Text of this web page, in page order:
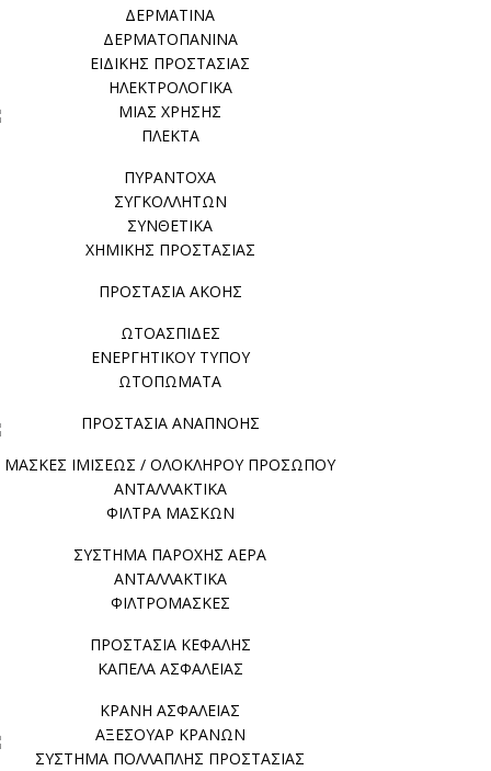
ΔΕΡΜΑΤΙΝΑ
ΔΕΡΜΑΤΟΠΑΝΙΝΑ
ΕΙΔΙΚΗΣ ΠΡΟΣΤΑΣΙΑΣ
ΗΛΕΚΤΡΟΛΟΓΙΚΑ
ΜΙΑΣ ΧΡΗΣΗΣ
ΠΛΕΚΤΑ
ΠΥΡΑΝΤΟΧΑ
ΣΥΓΚΟΛΛΗΤΩΝ
ΣΥΝΘΕΤΙΚΑ
ΧΗΜΙΚΗΣ ΠΡΟΣΤΑΣΙΑΣ
ΠΡΟΣΤΑΣΙΑ ΑΚΟΗΣ
ΩΤΟΑΣΠΙΔΕΣ
ΕΝΕΡΓΗΤΙΚΟΥ ΤΥΠΟΥ
ΩΤΟΠΩΜΑΤΑ
ΠΡΟΣΤΑΣΙΑ ΑΝΑΠΝΟΗΣ
ΜΑΣΚΕΣ ΙΜΙΣΕΩΣ / ΟΛΟΚΛΗΡΟΥ ΠΡΟΣΩΠΟΥ
ΑΝΤΑΛΛΑΚΤΙΚΑ
ΦΙΛΤΡΑ ΜΑΣΚΩΝ
ΣΥΣΤΗΜΑ ΠΑΡΟΧΗΣ ΑΕΡΑ
ΑΝΤΑΛΛΑΚΤΙΚΑ
ΦΙΛΤΡΟΜΑΣΚΕΣ
ΠΡΟΣΤΑΣΙΑ ΚΕΦΑΛΗΣ
ΚΑΠΕΛΑ ΑΣΦΑΛΕΙΑΣ
ΚΡΑΝΗ ΑΣΦΑΛΕΙΑΣ
ΑΞΕΣΟΥΑΡ ΚΡΑΝΩΝ
ΣΥΣΤΗΜΑ ΠΟΛΛΑΠΛΗΣ ΠΡΟΣΤΑΣΙΑΣ